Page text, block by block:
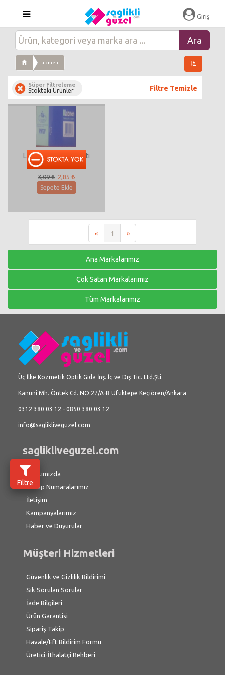
Giriş
Labmen
Süper Filtreleme
Stoktaki Ürünler Filtre Temizle
Labmen Gebelik Testi
3,09 ₺ 2,85 ₺
Sepete Ekle
« 1 »
Filtre
Ana Markalarımız
Çok Satan Markalarımız
Tüm Markalarımız
Üç İlke Kozmetik Optik Gıda İnş. İç ve Dış Tic. Ltd.Şti.
Kanuni Mh. Öntek Cd. NO:27/A-B Ufuktepe Keçiören/Ankara
0312 380 03 12 - 0850 380 03 12
info@saglikliveguzel.com
saglikliveguzel.com
Hakkımızda
Hesap Numaralarımız
İletişim
Kampanyalarımız
Haber ve Duyurular
Müşteri Hizmetleri
Güvenlik ve Gizlilik Bildirimi
Sık Sorulan Sorular
İade Bilgileri
Ürün Garantisi
Sipariş Takip
Havale/Eft Bildirim Formu
Üretici-İthalatçi Rehberi